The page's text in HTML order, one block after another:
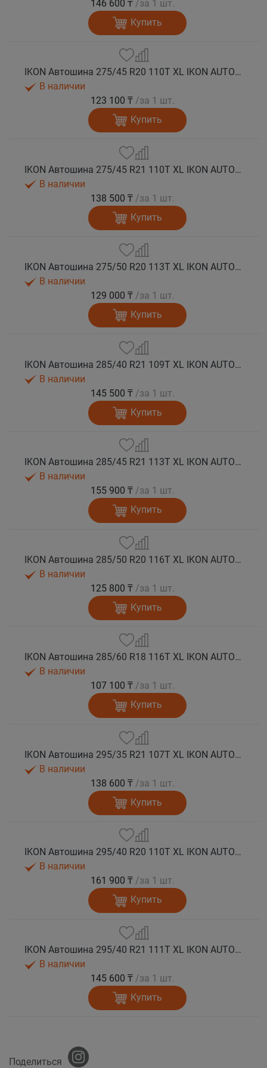
146 600 ₸ /за 1 шт.
Купить
IKON Автошина 275/45 R20 110T XL IKON AUTOGRAPH ICE 9 SUV шип.
В наличии
123 100 ₸ /за 1 шт.
Купить
IKON Автошина 275/45 R21 110T XL IKON AUTOGRAPH ICE 9 SUV шип.
В наличии
138 500 ₸ /за 1 шт.
Купить
IKON Автошина 275/50 R20 113T XL IKON AUTOGRAPH ICE 9 SUV шип.
В наличии
129 000 ₸ /за 1 шт.
Купить
IKON Автошина 285/40 R21 109T XL IKON AUTOGRAPH ICE 9 SUV шип.
В наличии
145 500 ₸ /за 1 шт.
Купить
IKON Автошина 285/45 R21 113T XL IKON AUTOGRAPH ICE 9 SUV шип.
В наличии
155 900 ₸ /за 1 шт.
Купить
IKON Автошина 285/50 R20 116T XL IKON AUTOGRAPH ICE 9 SUV шип.
В наличии
125 800 ₸ /за 1 шт.
Купить
IKON Автошина 285/60 R18 116T XL IKON AUTOGRAPH ICE 9 SUV шип.
В наличии
107 100 ₸ /за 1 шт.
Купить
IKON Автошина 295/35 R21 107T XL IKON AUTOGRAPH ICE 9 SUV шип.
В наличии
138 600 ₸ /за 1 шт.
Купить
IKON Автошина 295/40 R20 110T XL IKON AUTOGRAPH ICE 9 SUV шип.
В наличии
161 900 ₸ /за 1 шт.
Купить
IKON Автошина 295/40 R21 111T XL IKON AUTOGRAPH ICE 9 SUV шип.
В наличии
145 600 ₸ /за 1 шт.
Купить
Поделиться